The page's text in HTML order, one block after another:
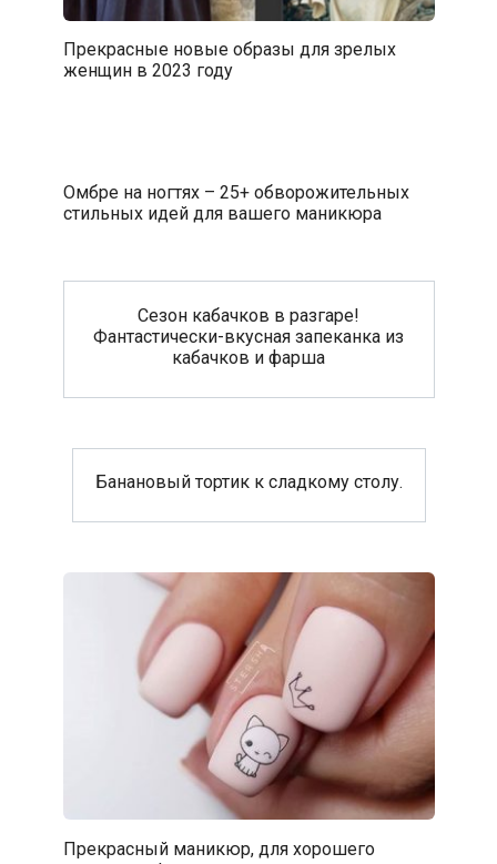
Прекрасные новые образы для зрелых
женщин в 2023 году
Омбре на ногтях – 25+ обворожительных
стильных идей для вашего маникюра
Сезон кабачков в разгаре!
Фантастически-вкусная запеканка из
кабачков и фарша
Банановый тортик к сладкому столу.
Прекрасный маникюр, для хорошего